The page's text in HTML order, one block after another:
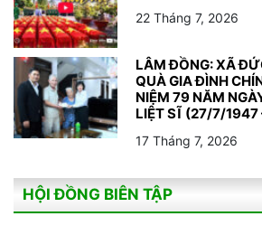
22 Tháng 7, 2026
LÂM ĐỒNG: XÃ
QUÀ GIA ĐÌNH
NIỆM 79 NĂM
LIỆT SĨ (27/7/
17 Tháng 7, 2026
HỘI ĐỒNG BIÊN TẬP